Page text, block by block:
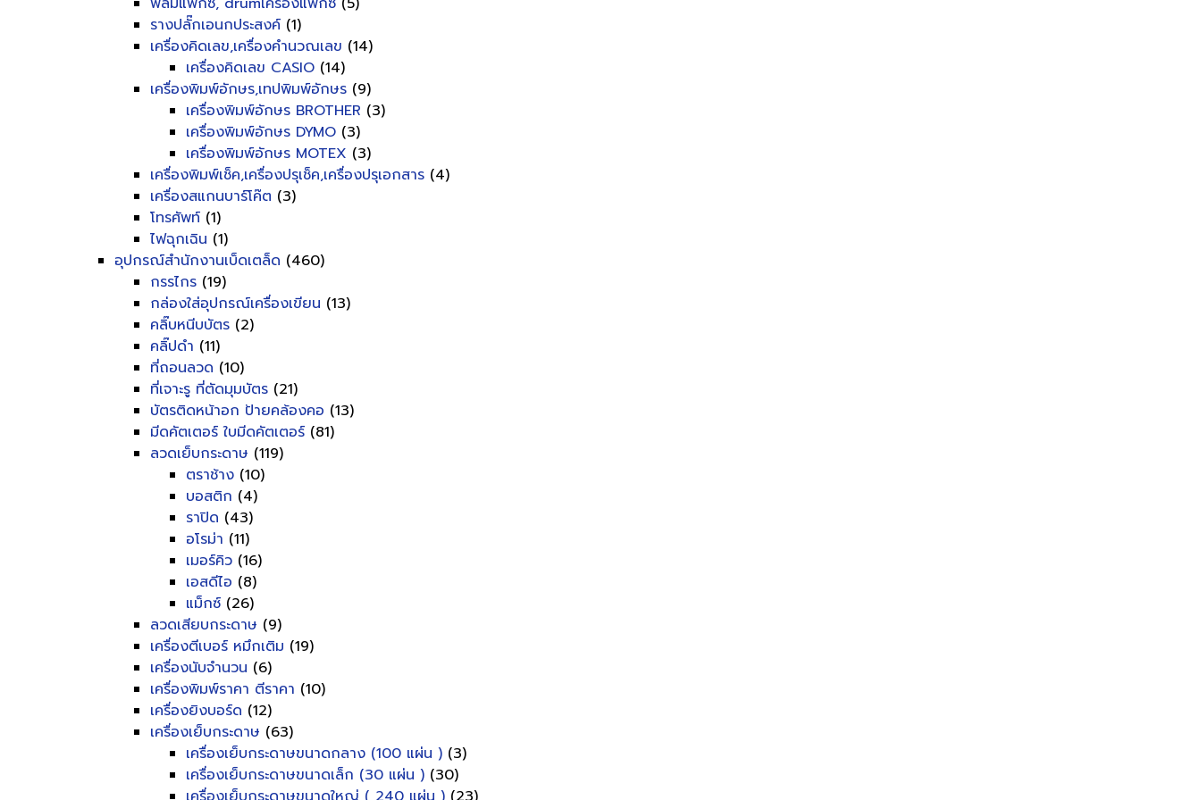
รางปลั๊กเอนกประสงค์ (1)
เครื่องคิดเลข,เครื่องคำนวณเลข (14)
เครื่องคิดเลข CASIO (14)
เครื่องพิมพ์อักษร,เทปพิมพ์อักษร (9)
เครื่องพิมพ์อักษร BROTHER (3)
เครื่องพิมพ์อักษร DYMO (3)
เครื่องพิมพ์อักษร MOTEX (3)
เครื่องพิมพ์เช็ค,เครื่องปรุเช็ค,เครื่องปรุเอกสาร (4)
เครื่องสแกนบาร์โค๊ต (3)
โทรศัพท์ (1)
ไฟฉุกเฉิน (1)
อุปกรณ์สำนักงานเบ็ดเตล็ด (460)
กรรไกร (19)
กล่องใส่อุปกรณ์เครื่องเขียน (13)
คลิ๊บหนีบบัตร (2)
คลิ๊ปดำ (11)
ที่ถอนลวด (10)
ที่เจาะรู ที่ตัดมุมบัตร (21)
บัตรติดหน้าอก ป้ายคล้องคอ (13)
มีดคัตเตอร์ ใบมีดคัตเตอร์ (81)
ลวดเย็บกระดาษ (119)
ตราช้าง (10)
บอสติก (4)
ราปิด (43)
อโรม่า (11)
เมอร์คิว (16)
เอสดีไอ (8)
แม็กซ์ (26)
ลวดเสียบกระดาษ (9)
เครื่องตีเบอร์ หมึกเติม (19)
เครื่องนับจำนวน (6)
เครื่องพิมพ์ราคา ตีราคา (10)
เครื่องยิงบอร์ด (12)
เครื่องเย็บกระดาษ (63)
เครื่องเย็บกระดาษขนาดกลาง (100 แผ่น ) (3)
เครื่องเย็บกระดาษขนาดเล็ก (30 แผ่น ) (30)